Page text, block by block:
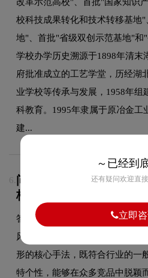
校科技成果转化和技术转移基地
地"、首批"省级双创示范基地"和
学校办学历史溯源于1898年清末
府批准成立的工艺学堂，历经湖
业学校等传承与发展，1958年组
科教育。1995年隶属于原冶金工
建...
6. 问：武汉科技大学的品
格？
答：武汉科技大学品牌logo整体
风格在教育领域具有较好的适用
形的核心手法，既符合行业的一
特个性，能够在众多竞品中脱颖
～已经到
还有疑问欢迎直
立即